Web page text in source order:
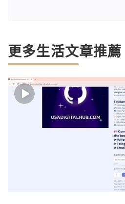
更多生活文章推薦